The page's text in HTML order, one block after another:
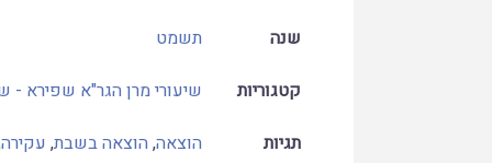
שנה
תשמט
קטגוריות
שיעורי מרן הגר"א שפירא -
תגיות
הוצאה, הוצאה בשבת, עקירה